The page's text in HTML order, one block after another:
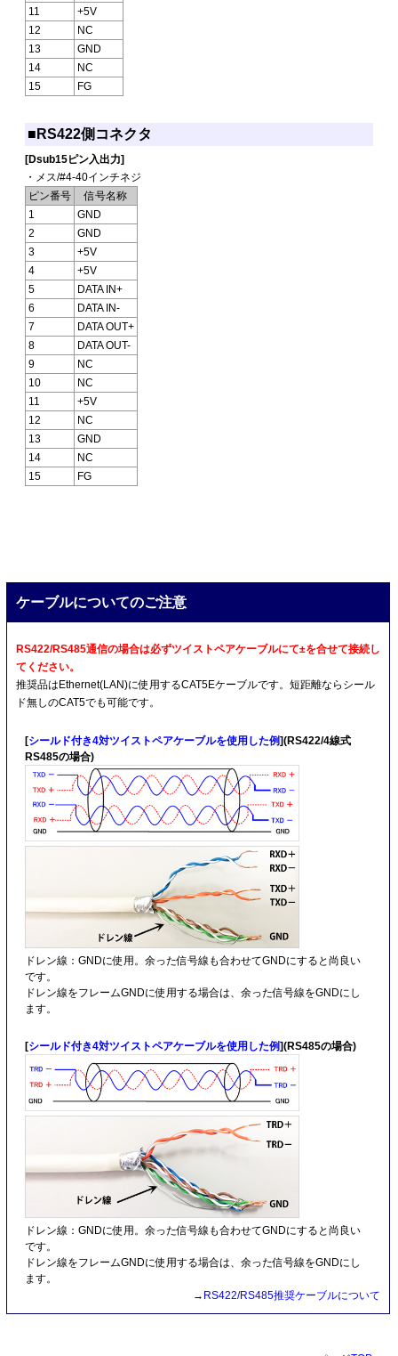
11
+5V
12
NC
13
GND
14
NC
15
FG
■RS422側コネクタ
[Dsub15ピン入出力]
・メス/#4-40インチネジ
ピン番号
信号名称
1
GND
2
GND
3
+5V
4
+5V
5
DATA IN+
6
DATA IN-
7
DATA OUT+
8
DATA OUT-
9
NC
10
NC
11
+5V
12
NC
13
GND
14
NC
15
FG
ケーブルについてのご注意
RS422/RS485通信の場合は必ずツイストペアケーブルにて±を合せて接続し
てください。
推奨品はEthernet(LAN)に使用するCAT5Eケーブルです。短距離ならシール
ド無しのCAT5でも可能です。
[シールド付き4対ツイストペアケーブルを使用した例](RS422/4線式
RS485の場合)
ドレン線：GNDに使用。余った信号線も合わせてGNDにすると尚良い
です。
ドレン線をフレームGNDに使用する場合は、余った信号線をGNDにし
ます。
[シールド付き4対ツイストペアケーブルを使用した例](RS485の場合)
ドレン線：GNDに使用。余った信号線も合わせてGNDにすると尚良い
です。
ドレン線をフレームGNDに使用する場合は、余った信号線をGNDにし
ます。
→ RS422/RS485推奨ケーブルについて